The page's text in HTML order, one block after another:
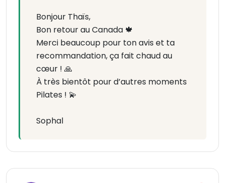
Bonjour Thaïs,
Bon retour au Canada 🍁
Merci beaucoup pour ton avis et ta
recommandation, ça fait chaud au
cœur ! 🙏
À très bientôt pour d’autres moments
Pilates ! 💫
Sophal